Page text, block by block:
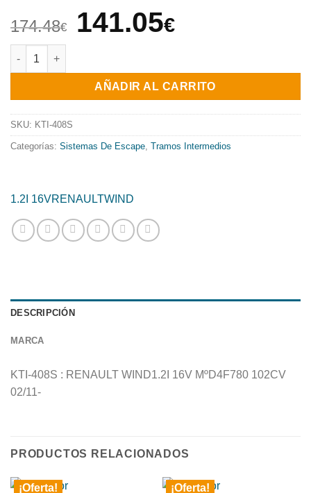
174.48€
El
original
era:
174.48€.
141.05€El
actual
es:
141.05€.
TRAMO INTERMEDIO SIN SILENCIADO INOXIDABLE USO
AÑADIR AL CARRITO
SKU: KTI-408S
Categorías: Sistemas De Escape, Tramos Intermedios
1.2I 16VRENAULTWIND
DESCRIPCIÓN
MARCA
KTI-408S : RENAULT WIND1.2I 16V MºD4F780 102CV
02/11-
PRODUCTOS RELACIONADOS
¡Oferta! ¡Oferta!